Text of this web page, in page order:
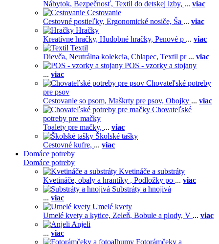
Nábytok, Bezpečnosť, Textil do detskej izby, ... viac
Cestovanie
Cestovné postieľky, Ergonomické nosiče, Ša ... viac
Hračky
Kreatívne hračky, Hudobné hračky, Penové p ... viac
Textil
Dievča, Neutrálna kolekcia, Chlapec, Textil pr ... viac
POS - vzorky a stojany
... viac
Chovateľské potreby
pre psov
Cestovanie so psom, Maškrty pre psov, Obojky ... viac
Chovateľské
potreby pre mačky
Toalety pre mačky, ... viac
Školské tašky
Cestovné kufre, ... viac
Domáce potreby
Domáce potreby
Kvetináče a substráty
Kvetináče, obaly a hrantíky , Podložky po ... viac
Substráty a hnojivá
... viac
Umelé kvety
Umelé kvety a kytice, Zeleň, Bobule a plody, V ... viac
Anjeli
... viac
Fotorámčeky a